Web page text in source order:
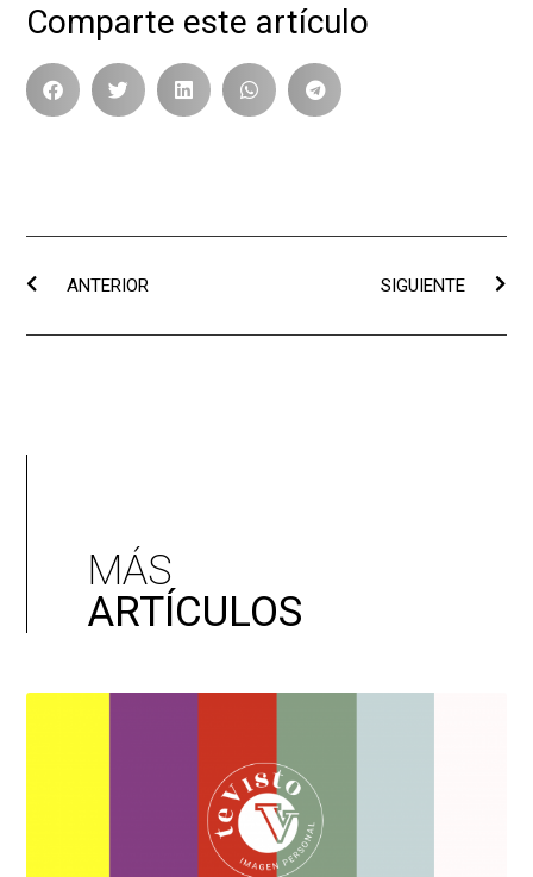
Comparte este artículo
ANTERIOR SIGUIENTE
MÁS
ARTÍCULOS